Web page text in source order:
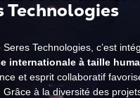
Technologies
Seres Technologies, c’est
internationale à taille
et esprit collaboratif
Grâce à la diversité des